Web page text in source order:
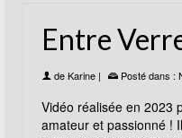
Entre
deKarine | Posté dans :
Vidéo réalisée en 2023
amateur et passionné !